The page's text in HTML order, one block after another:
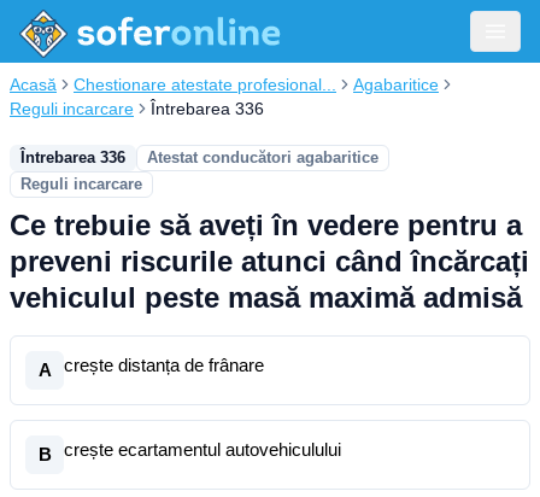
Acasă Chestionare atestate profesional...
Agabaritice
Reguli incarcare
Întrebarea 336
Întrebarea 336
Atestat conducători agabaritice
Reguli incarcare
Ce trebuie să aveți în vedere pentru a
preveni riscurile atunci când încărcați
vehiculul peste masă maximă admisă
A crește distanța de frânare
B crește ecartamentul autovehiculului